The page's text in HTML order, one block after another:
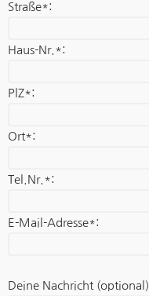
Straße*:
Haus-Nr.*:
PlZ*:
Ort*:
Tel.Nr.*:
E-Mail-Adresse*:
Deine Nachricht (optional)